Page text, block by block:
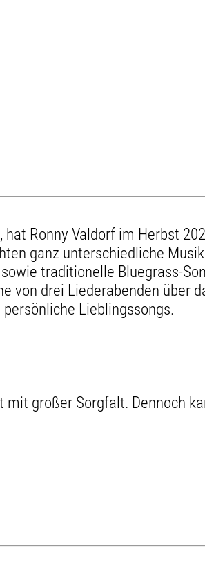
Ronny Valdorf im Herbst
ganz unterschiedliche
traditionelle Bluegrass-
von drei Liederabenden über
Lieblingssongs.
großer Sorgfalt. Dennoch